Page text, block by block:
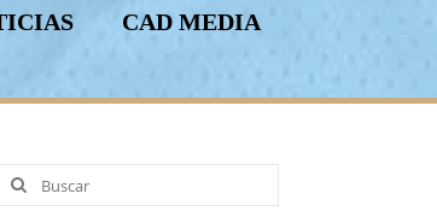
CAD MEDIA
Buscar
por: